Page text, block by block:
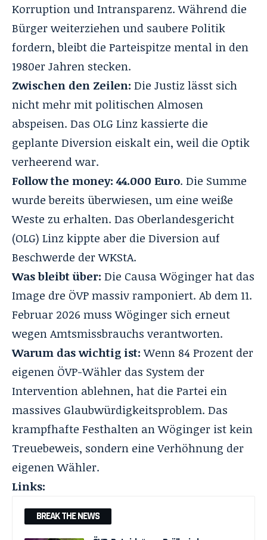
Korruption und Intransparenz. Während die
Bürger weiterziehen und saubere Politik
fordern, bleibt die Parteispitze mental in den
1980er Jahren stecken.
Zwischen den Zeilen: Die Justiz lässt sich
nicht mehr mit politischen Almosen
abspeisen. Das OLG Linz kassierte die
geplante Diversion eiskalt ein, weil die Optik
verheerend war.
Follow the money: 44.000 Euro. Die Summe
wurde bereits überwiesen, um eine weiße
Weste zu erhalten. Das Oberlandesgericht
(OLG) Linz kippte aber die Diversion auf
Beschwerde der WKStA.
Was bleibt über: Die Causa Wöginger hat das
Image dre ÖVP massiv ramponiert. Ab dem 11.
Februar 2026 muss Wöginger sich erneut
wegen Amtsmissbrauchs verantworten.
Warum das wichtig ist:Wenn 84 Prozent der
eigenen ÖVP-Wähler das System der
Intervention ablehnen, hat die Partei ein
massives Glaubwürdigkeitsproblem. Das
krampfhafte Festhalten an Wöginger ist kein
Treuebeweis, sondern eine Verhöhnung der
eigenen Wähler.
Links:
BREAK THE NEWS